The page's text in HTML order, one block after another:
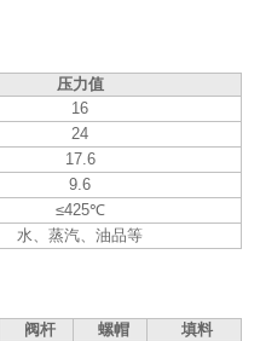
压力值
16
24
17.6
9.6
≤425℃
水、蒸汽、油品等
阀杆 螺帽
填料